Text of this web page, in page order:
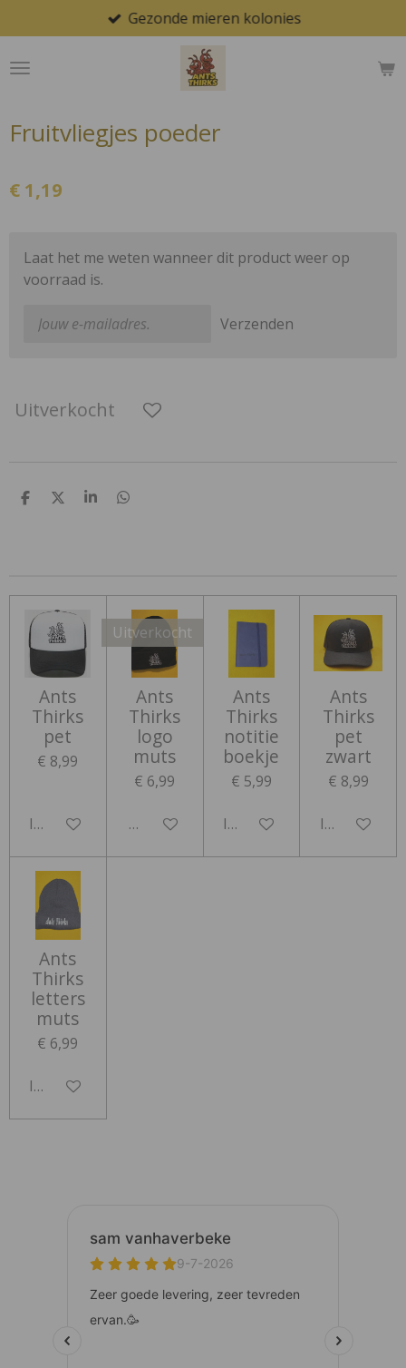
direct
naar
Gezonde mieren kolonies
Fruitvliegjes poeder
€ 1,19
Laat het me weten wanneer dit product weer op
voorraad is.
Verzenden
Uitverkocht
D
D
S
D
Ants
Thirks
pet
€ 8,99
In winkelwagen
Uitverkocht
Ants
Thirks
logo
muts
€ 6,99
Houd mij op de hoogte
Ants
Thirks
notitie
boekje
€ 5,99
In winkelwagen
Ants
Thirks
pet
zwart
€ 8,99
In
Ants
Thirks
letters
muts
€ 6,99
In winkelwagen